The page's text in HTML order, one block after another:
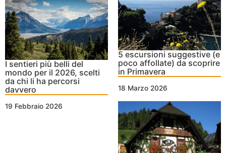
I sentieri più belli del
mondo per il 2026, scelti
da chi li ha percorsi
davvero
19 Febbraio 2026
5 escursioni suggestive (e
poco affollate) da scoprire
in Primavera
18 Marzo 2026